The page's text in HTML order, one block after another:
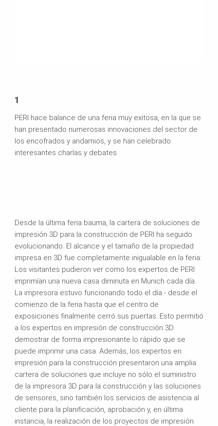
1
PERI hace balance de una feria muy exitosa, en la que se
han presentado numerosas innovaciones del sector de
los encofrados y andamios, y se han celebrado
interesantes charlas y debates
Desde la última feria bauma, la cartera de soluciones de
impresión 3D para la construcción de PERI ha seguido
evolucionando. El alcance y el tamaño de la propiedad
impresa en 3D fue completamente inigualable en la feria:
Los visitantes pudieron ver como los expertos de PERI
imprimían una nueva casa diminuta en Munich cada día.
La impresora estuvo funcionando todo el día - desde el
comienzo de la feria hasta que el centro de
exposiciones finalmente cerró sus puertas. Esto permitió
a los expertos en impresión de construcción 3D
demostrar de forma impresionante lo rápido que se
puede imprimir una casa. Además, los expertos en
impresión para la construcción presentaron una amplia
cartera de soluciones que incluye no sólo el suministro
de la impresora 3D para la construcción y las soluciones
de sensores, sino también los servicios de asistencia al
cliente para la planificación, aprobación y, en última
instancia, la realización de los proyectos de impresión.